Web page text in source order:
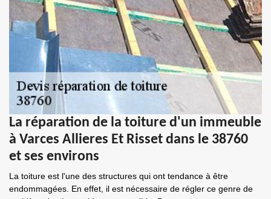
La réparation de la toiture d'un immeuble
à Varces Allieres Et Risset dans le 38760
et ses environs
La toiture est l'une des structures qui ont tendance à être
endommagées. En effet, il est nécessaire de régler ce genre de